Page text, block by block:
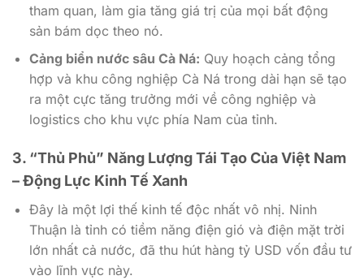
tham quan, làm gia tăng giá trị của mọi bất động
sản bám dọc theo nó.
Cảng biển nước sâu Cà Ná: Quy hoạch cảng tổng
hợp và khu công nghiệp Cà Ná trong dài hạn sẽ tạo
ra một cực tăng trưởng mới về công nghiệp và
logistics cho khu vực phía Nam của tỉnh.
3. “Thủ Phủ” Năng Lượng Tái Tạo Của Việt Nam
– Động Lực Kinh Tế Xanh
Đây là một lợi thế kinh tế độc nhất vô nhị. Ninh
Thuận là tỉnh có tiềm năng điện gió và điện mặt trời
lớn nhất cả nước, đã thu hút hàng tỷ USD vốn đầu tư
vào lĩnh vực này.